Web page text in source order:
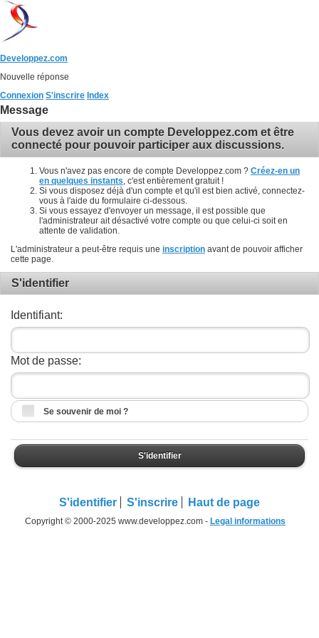
Developpez.com
Nouvelle réponse
Connexion S'inscrire Index
Message
Vous devez avoir un compte Developpez.com et être
connecté pour pouvoir participer aux discussions.
Vous n'avez pas encore de compte Developpez.com ? Créez-en un
en quelques instants , c'est entièrement gratuit !
Si vous disposez déjà d'un compte et qu'il est bien activé, connectez-
vous à l'aide du formulaire ci-dessous.
Si vous essayez d'envoyer un message, il est possible que
l'administrateur ait désactivé votre compte ou que celui-ci soit en
attente de validation.
L'administrateur a peut-être requis une inscription avant de pouvoir afficher
cette page.
S'identifier
Identifiant:
Mot de passe:
Se souvenir de moi ?
S'identifier
S'identifier S'inscrire Haut de page
Copyright © 2000-2025 www.developpez.com - Legal informations